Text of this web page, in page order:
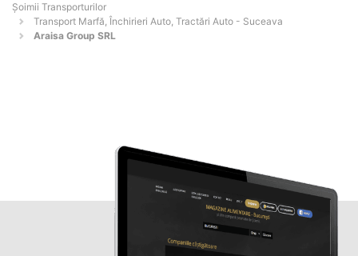
Șoimii Transporturilor
Transport Marfă, Închirieri Auto, Tractări Auto - Suceava
Araisa Group SRL